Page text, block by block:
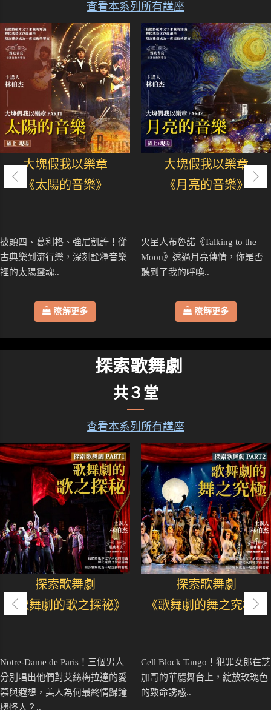
查看本系列所有講座
大塊假我以樂章
《太陽的音樂》
披頭四、葛利格、強尼凱許！從
古典樂到流行樂，深刻詮釋音樂
裡的太陽靈魂..
瞭解更多
大塊假我以樂章
《月亮的音樂》
火星人布魯諾《Talking to the
Moon》透過月亮傳情，你是否
聽到了我的呼喚..
瞭解更多
探索歌舞劇
共３堂
查看本系列所有講座
探索歌舞劇
《歌舞劇的歌之探祕》
Notre-Dame de Paris！三個男人
分別唱出他們對艾絲梅拉達的愛
慕與遐想，美人為何最終情歸鐘
樓怪人？..
探索歌舞劇
《歌舞劇的舞之究極》
Cell Block Tango！犯罪女郎在芝
加哥的華麗舞台上，綻放玫瑰色
的致命誘惑..